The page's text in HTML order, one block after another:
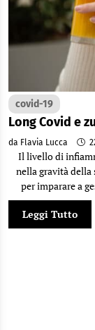
covid-19
Long Covid e
da Flavia Lucca
Il livello di
nella gravità
per imparare a
Leggi Tutto